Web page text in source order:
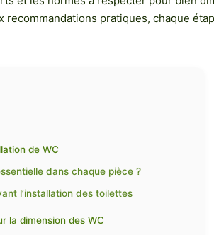
recommandations pratiques, chaque
de WC
dans chaque pièce ?
l’installation des toilettes
la dimension des WC